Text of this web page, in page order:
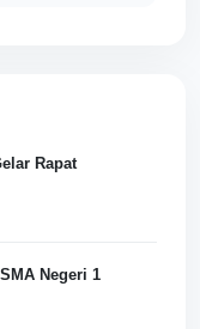
Rapat
Negeri 1